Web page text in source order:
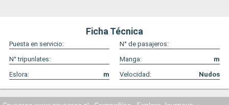
Ficha Técnica
Puesta en servicio:
N° de pasajeros:
N° tripunlates:
Manga:
m
Eslora:
m Velocidad: Nudos